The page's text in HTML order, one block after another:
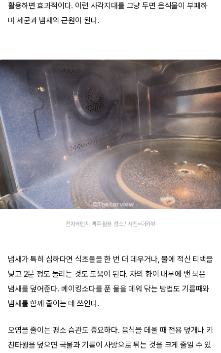
활용하면 효과적이다. 이런 사각지대를 그냥 두면 음식물이 부패하
며 세균과 냄새의 근원이 된다.
전자레인지 맥주 활용 청소 / 사진=더카뷰
냄새가 특히 심하다면 식초물을 한 번 더 데우거나, 물에 적신 티백을
넣고 2분 정도 돌리는 것도 도움이 된다. 차의 향이 내부에 밴 묵은
냄새를 덮어준다. 베이킹소다를 푼 물을 데워 닦는 방법도 기름때와
냄새를 함께 줄이는 데 쓰인다.
오염을 줄이는 평소 습관도 중요하다. 음식을 데울 때 전용 덮개나 키
친타월을 덮으면 국물과 기름이 사방으로 튀는 것을 크게 줄일 수 있